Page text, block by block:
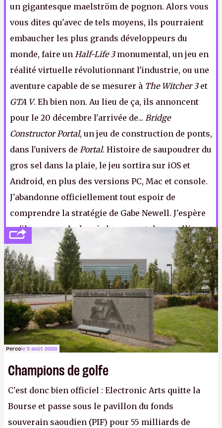
un gigantesque maelström de pognon. Alors vous
vous dites qu'avec de tels moyens, ils pourraient
embaucher les plus grands développeurs du
monde, faire un Half-Life 3monumental, un jeu en
réalité virtuelle révolutionnant l'industrie, ou une
aventure capable de se mesurer à The Witcher 3 et
GTA V. Eh bien non. Au lieu de ça, ils annoncent
pour le 20 décembre l'arrivée de... Bridge
Constructor Portal, un jeu de construction de ponts,
dans l'univers de Portal. Histoire de saupoudrer du
gros sel dans la plaie, le jeu sortira sur iOS et
Android, en plus des versions PC, Mac et console.
J'abandonne officiellement tout espoir de
comprendre la stratégie de Gabe Newell. J'espère
qu'il me regarde depuis le sommet de sa colline
en lingots d'or et qu'il est un peu peiné.
Percole 5 août 2026
Champions de golfe
C'est donc bien officiel : Electronic Arts quitte la
Bourse et passe sous le pavillon du fonds
souverain saoudien (PIF) pour 55 milliards de